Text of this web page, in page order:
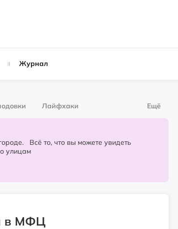
Журнал
Лайфхаки Ещё
можете увидеть
улицам
в МФЦ